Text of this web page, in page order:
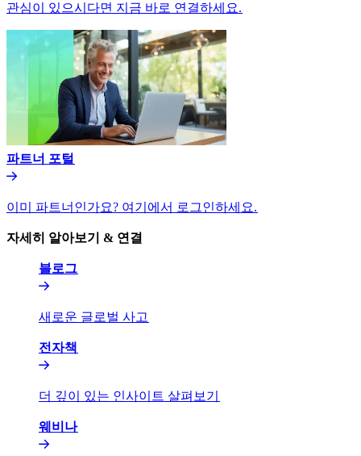
관심이 있으시다면 지금 바로 연결하세요.​​
파트너 포털​​
이미 파트너인가요? 여기에서 로그인하세요.​​
자세히 알아보기 & 연결​​
블로그​​
새로운 글로벌 사고​​
전자책​​
더 깊이 있는 인사이트 살펴보기​​
웨비나​​